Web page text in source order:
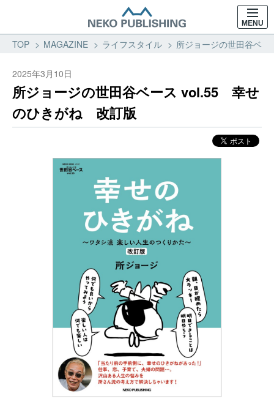
MENU
TOP MAGAZINE ライフスタイル 所ジョージの世田谷ベ
2025年3月10日
所ジョージの世田谷ベース vol.55 幸せ
のひきがね 改訂版